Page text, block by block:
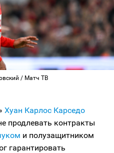
/ Матч ТВ
Хуан Карлос Карседо
продлевать контракты
и полузащитником
гарантировать